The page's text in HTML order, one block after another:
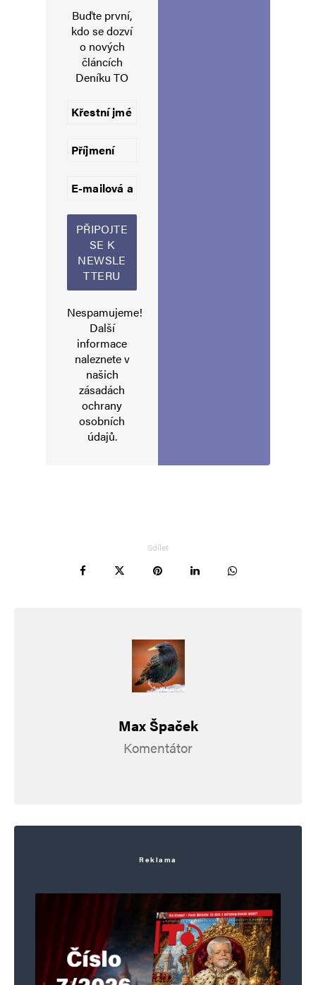
Uložit do prohlížeče jméno, e-mail a webovou stránku pro budoucí
Informujte mě o nových komentářích e-mailem.
Alternative:
Buďte první,
kdo se dozví
o nových
článcích
Deníku TO
Nespamujeme!
Další
informace
naleznete v
našich
zásadách
ochrany
osobních
údajů.
Sdílet
Max Špaček
Komentátor
Reklama